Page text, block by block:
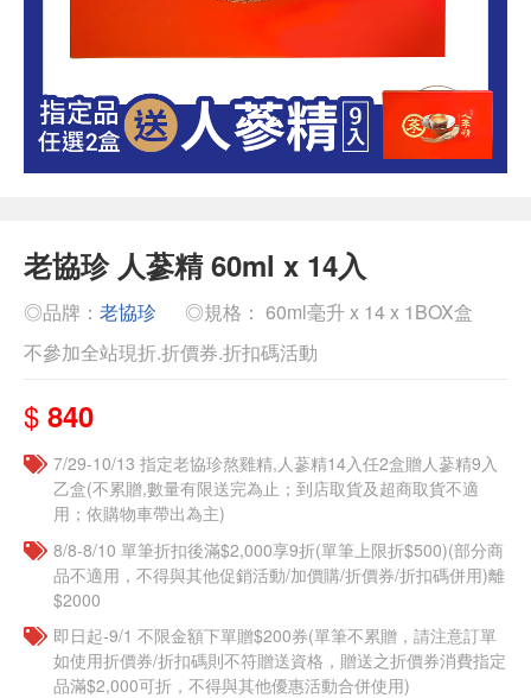
老協珍 人蔘精 60ml x 14入
◎品牌： 老協珍
◎規格： 60ml毫升 x 14 x 1BOX盒
不參加全站現折.折價券.折扣碼活動
$ 840
7/29-10/13 指定老協珍熬雞精,人蔘精14入任2盒贈人蔘精9入
乙盒(不累贈,數量有限送完為止；到店取貨及超商取貨不適
用；依購物車帶出為主)
8/8-8/10 單筆折扣後滿$2,000享9折(單筆上限折$500)(部分商
品不適用，不得與其他促銷活動/加價購/折價券/折扣碼併用)離
$2000
即日起-9/1 不限金額下單贈$200券(單筆不累贈，請注意訂單
如使用折價券/折扣碼則不符贈送資格，贈送之折價券消費指定
品滿$2,000可折，不得與其他優惠活動合併使用)